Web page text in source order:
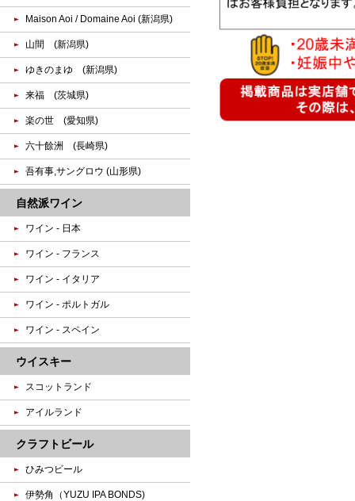
Maison Aoi / Domaine Aoi (新潟県)
山間 (新潟県)
ゆきのまゆ (新潟県)
来福 (茨城県)
楽の世 (愛知県)
六十餘洲 (長崎県)
吾有事,サングロウ (山形県)
自然派ワイン
ワイン - 日本
ワイン - フランス
ワイン - イタリア
ワイン - ポルトガル
ワイン - スペイン
ウイスキー
スコットランド
アイルランド
クラフトビール
ひみつビール
伊勢角（YUZU IPA BONDS)